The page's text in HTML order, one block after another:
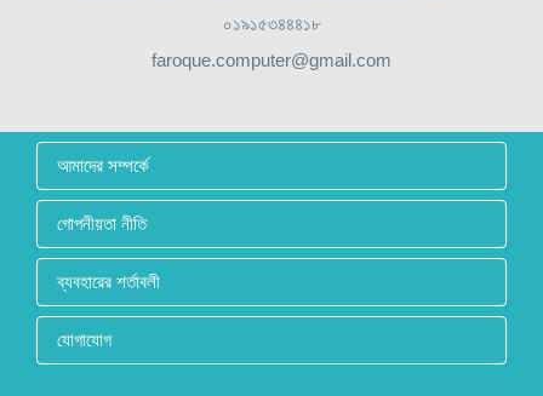
০১৯১৫৩৪৪৪১৮
faroque.computer@gmail.com
আমাদের সম্পর্কে
গোপনীয়তা নীতি
ব্যবহারের শর্তাবলী
যোগাযোগ